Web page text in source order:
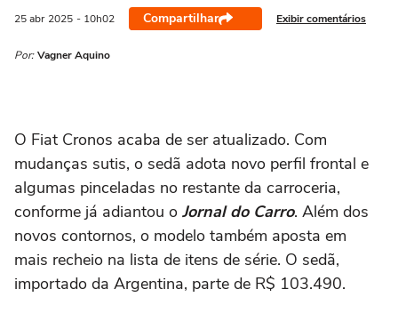
25 abr 2025 - 10h02 Compartilhar Exibir comentários
Por: Vagner Aquino
O Fiat Cronos acaba de ser atualizado. Com
mudanças sutis, o sedã adota novo perfil frontal e
algumas pinceladas no restante da carroceria,
conforme já adiantou o Jornal do Carro. Além dos
novos contornos, o modelo também aposta em
mais recheio na lista de itens de série. O sedã,
importado da Argentina, parte de R$ 103.490.